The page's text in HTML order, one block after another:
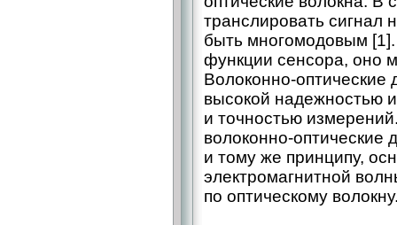
транслировать сигнал
быть многомодовым
функции сенсора, оно
Волоконно-оптические
высокой надежностью
и точностью
волоконно-оптические
и тому же принципу,
электромагнитной
по оптическому